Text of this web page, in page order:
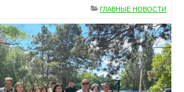
ГЛАВНЫЕ НОВОСТИ